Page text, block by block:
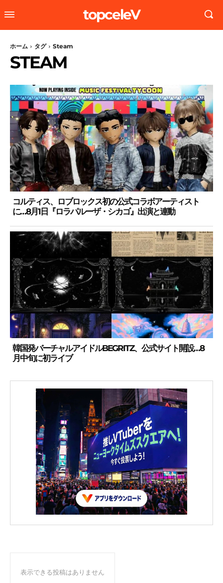
topceleV
ホーム タグ Steam
STEAM
コルティス、ロブロックス初の公式コラボアーティスト
に…8月1日『ロラパルーザ・シカゴ』出演と連動
韓国発バーチャルアイドルBEGRITZ、公式サイト開設…8
月中旬に初ライブ
表示できる投稿はありません